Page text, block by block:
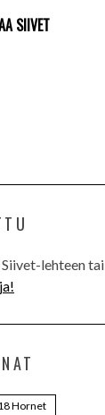
SIIVET
lehteen tai
Hornet